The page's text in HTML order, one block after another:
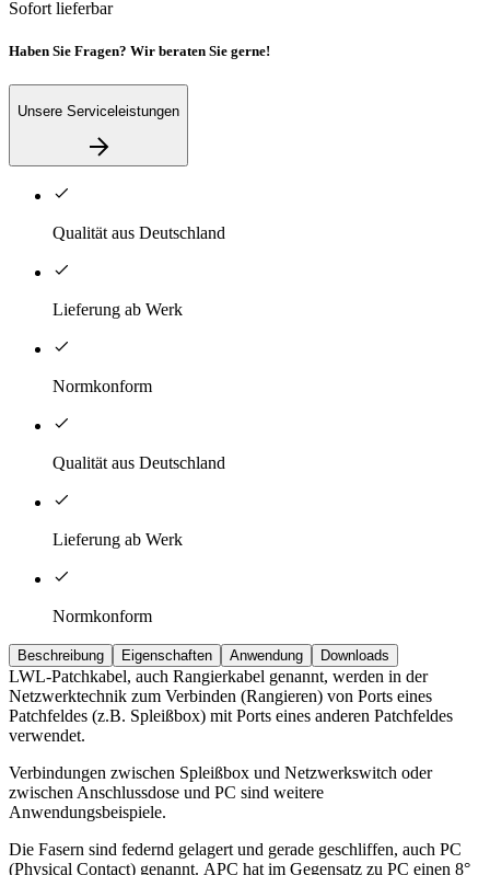
Sofort lieferbar
Haben Sie Fragen? Wir beraten Sie gerne!
Unsere Serviceleistungen
Qualität aus Deutschland
Lieferung ab Werk
Normkonform
Qualität aus Deutschland
Lieferung ab Werk
Normkonform
Beschreibung Eigenschaften Anwendung Downloads
LWL-Patchkabel, auch Rangierkabel genannt, werden in der
Netzwerktechnik zum Verbinden (Rangieren) von Ports eines
Patchfeldes (z.B. Spleißbox) mit Ports eines anderen Patchfeldes
verwendet.
Verbindungen zwischen Spleißbox und Netzwerkswitch oder
zwischen Anschlussdose und PC sind weitere
Anwendungsbeispiele.
Die Fasern sind federnd gelagert und gerade geschliffen, auch PC
(Physical Contact) genannt. APC hat im Gegensatz zu PC einen 8°